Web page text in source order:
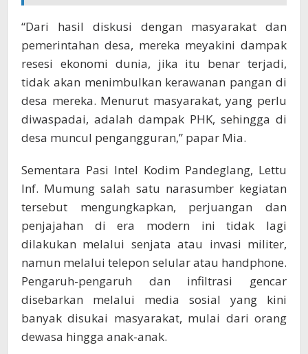
“Dari hasil diskusi dengan masyarakat dan
pemerintahan desa, mereka meyakini dampak
resesi ekonomi dunia, jika itu benar terjadi,
tidak akan menimbulkan kerawanan pangan di
desa mereka. Menurut masyarakat, yang perlu
diwaspadai, adalah dampak PHK, sehingga di
desa muncul pengangguran,” papar Mia.
Sementara Pasi Intel Kodim Pandeglang, Lettu
Inf. Mumung salah satu narasumber kegiatan
tersebut mengungkapkan, perjuangan dan
penjajahan di era modern ini tidak lagi
dilakukan melalui senjata atau invasi militer,
namun melalui telepon selular atau handphone.
Pengaruh-pengaruh dan infiltrasi gencar
disebarkan melalui media sosial yang kini
banyak disukai masyarakat, mulai dari orang
dewasa hingga anak-anak.